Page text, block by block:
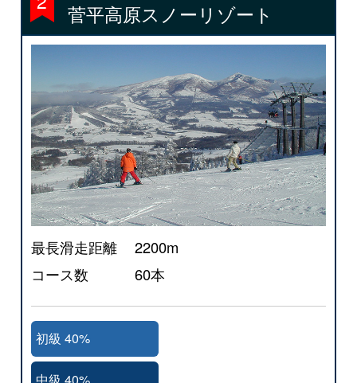
菅平高原スノーリゾート
最長滑走距離
2200m
コース数
60本
初級 40%